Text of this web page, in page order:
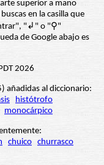
superior a mano
en la casilla que
"↲" o "⚲"
de Google abajo es
2026
añadidas al diccionario:
histótrofo
monocárpico
chuico churrasco